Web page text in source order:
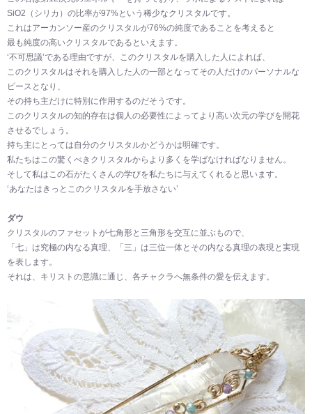
SiO2（シリカ）の比率が97%という稀少なクリスタルです。
これはアーカンソー産のクリスタルが76%の純度であることを考えると
最も純度の高いクリスタルであるといえます。
‘不可思議’である理由ですが、このクリスタルを購入した人によれば、
このクリスタルはそれを購入した人の一部となってその人だけのパーソナルな
ピースとなり、
その持ち主だけに特別に作用するのだそうです。
このクリスタルの知的存在は個人の必要性によってより高い次元の学びを開花
させるでしょう。
持ち主にとっては自分のクリスタルかどうかは明確です。
私たちはこの驚くべきクリスタルからより多くを学ばなければなりません。
そして私はこの石がたくさんの学びを私たちに与えてくれると思います。
‘あなたはきっとこのクリスタルを手放さない’
ダウ
クリスタルのファセットが七角形と三角形を交互に並ぶもので、
「七」は究極の内なる真理、「三」は三位一体とその内なる真理の表現と実現
を表します。
それは、キリストの意識に通じ、各チャクラへ無条件の愛を伝えます。